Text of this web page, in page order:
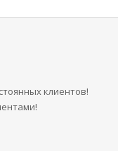
клиентов!